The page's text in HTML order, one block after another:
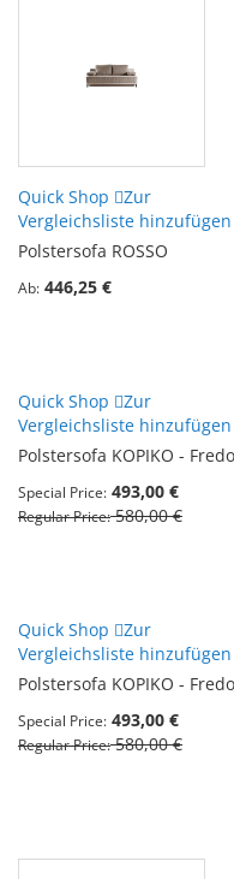
Quick Shop
Zur
Vergleichsliste hinzufügen
Polstersofa ROSSO
Ab 446,25 €
Quick Shop
Zur
Vergleichsliste hinzufügen
Polstersofa KOPIKO -
Special Price 493,00 €
Regular Price 580,00 €
Quick Shop
Zur
Vergleichsliste hinzufügen
Polstersofa KOPIKO -
Special Price 493,00 €
Regular Price 580,00 €